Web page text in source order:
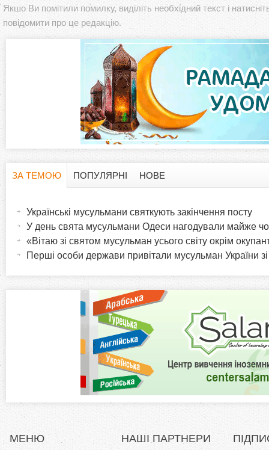
Якшо Ви помітили помилку, виділіть необхідний текст і
повідомити про це редакцію.
i
ЗА ТЕМОЮ
а
ПОПУЛЯРНІ НОВЕ
Українські мусульмани святкують закінчення посту
У день свята мусульмани Одеси нагодували майже
«Вітаю зі святом мусульман усього світу окрім
Перші особи держави привітали мусульман України
МЕНЮ НАШІ ПАРТНЕРИ